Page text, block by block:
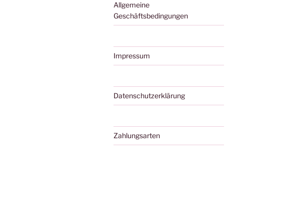
Allgemeine
Geschäftsbedingungen
Impressum
Datenschutzerklärung
Zahlungsarten